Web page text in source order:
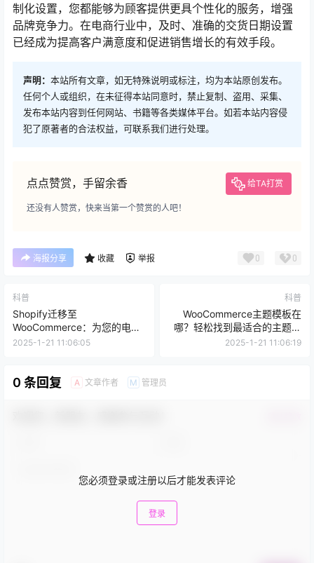
制化设置，您都能够为顾客提供更具个性化的服务，增强
品牌竞争力。在电商行业中，及时、准确的交货日期设置
已经成为提高客户满意度和促进销售增长的有效手段。
声明： 本站所有文章，如无特殊说明或标注，均为本站原创发布。
任何个人或组织，在未征得本站同意时，禁止复制、盗用、采集、
发布本站内容到任何网站、书籍等各类媒体平台。如若本站内容侵
犯了原著者的合法权益，可联系我们进行处理。
点点赞赏，手留余香 给TA打赏
还没有人赞赏，快来当第一个赞赏的人吧！
海报分享 收藏 举报 0 0
科普
Shopify迁移至
WooCommerce：为您的电商
之路注入无限可能
2025-1-21 11:06:05
科普
WooCommerce主题模板在
哪？轻松找到最适合的主题，
打造完美网店！
2025-1-21 11:06:19
0 条回复 A 文章作者 M 管理员
您必须登录或注册以后才能发表评论
登录